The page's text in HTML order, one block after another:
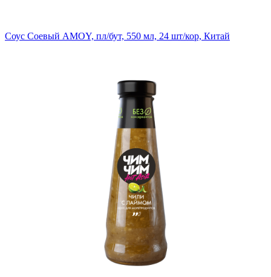
Соус Соевый AMOY, пл/бут, 550 мл, 24 шт/кор, Китай